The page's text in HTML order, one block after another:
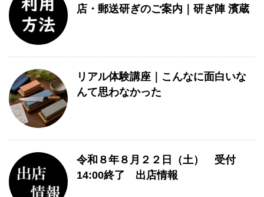
店・郵送研ぎのご案内｜研ぎ陣 濱蔵
リアル体験講座｜こんなに面白いな
んて思わなかった
令和８年８月２２日（土） 受付
14:00終了 出店情報